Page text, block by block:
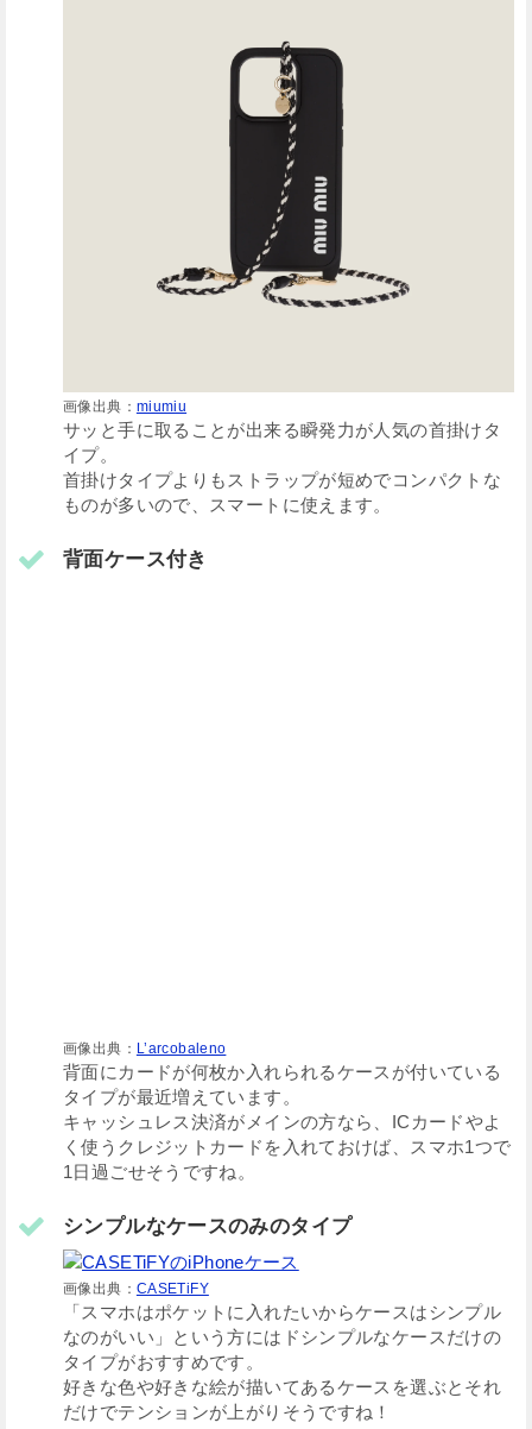
画像出典： miumiu
サッと手に取ることが出来る瞬発力が人気の首掛けタ
イプ。
首掛けタイプよりもストラップが短めでコンパクトな
ものが多いので、スマートに使えます。
背面ケース付き
画像出典： L’arcobaleno
背面にカードが何枚か入れられるケースが付いている
タイプが最近増えています。
キャッシュレス決済がメインの方なら、ICカードやよ
く使うクレジットカードを入れておけば、スマホ1つで
1日過ごせそうですね。
シンプルなケースのみのタイプ
画像出典： CASETiFY
「スマホはポケットに入れたいからケースはシンプル
なのがいい」という方にはドシンプルなケースだけの
タイプがおすすめです。
好きな色や好きな絵が描いてあるケースを選ぶとそれ
だけでテンションが上がりそうですね！